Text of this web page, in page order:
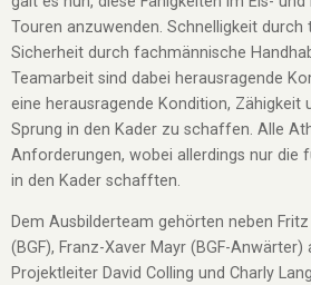
Touren anzuwenden. Schnelligkeit durch
Sicherheit durch fachmännische
Teamarbeit sind dabei herausragende
eine herausragende Kondition, Zähigkeit
Sprung in den Kader zu schaffen. Alle
Anforderungen, wobei allerdings nur die
in den Kader schafften.
Dem Ausbilderteam gehörten neben Fritz
(BGF), Franz-Xaver Mayr (BGF-Anwärter)
Projektleiter David Colling und Charly